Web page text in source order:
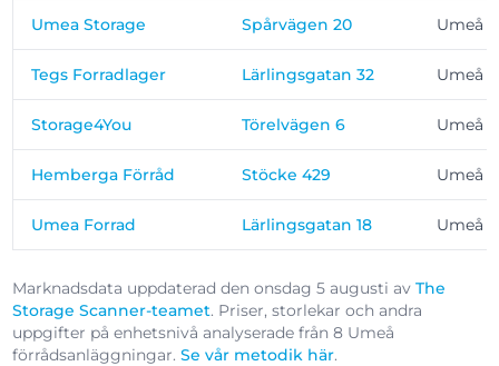
Umea Storage Spårvägen 20 Umeå
Tegs Forradlager Lärlingsgatan 32 Umeå
Storage4You Törelvägen 6 Umeå
Hemberga Förråd Stöcke 429 Umeå
Umea Forrad Lärlingsgatan 18 Umeå
Marknadsdata uppdaterad den onsdag 5 augusti avThe
Storage Scanner-teamet. Priser, storlekar och andra
uppgifter på enhetsnivå analyserade från 8 Umeå
förrådsanläggningar.Se vår metodik här.